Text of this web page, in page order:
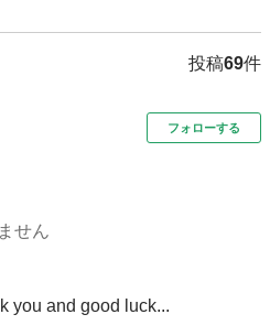
投稿69件
フォローする
せん
you and good luck...